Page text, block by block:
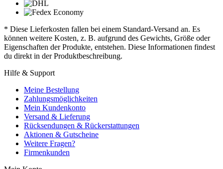
* Diese Lieferkosten fallen bei einem Standard-Versand an. Es
können weitere Kosten, z. B. aufgrund des Gewichts, Größe oder
Eigenschaften der Produkte, entstehen. Diese Informationen findest
du direkt in der Produktbeschreibung.
Hilfe & Support
Meine Bestellung
Zahlungsmöglichkeiten
Mein Kundenkonto
Versand & Lieferung
Rücksendungen & Rückerstattungen
Aktionen & Gutscheine
Weitere Fragen?
Firmenkunden